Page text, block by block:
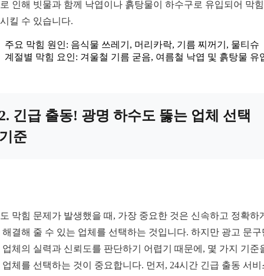
인해 빗물과 함께 낙엽이나 흙탕물이 하수구로 유입되어 막
킬 수 있습니다.
주요 막힘 원인: 음식물 쓰레기, 머리카락, 기름 찌꺼기, 물티슈
계절별 막힘 요인: 겨울철 기름 굳음, 여름철 낙엽 및 흙탕물 유
긴급 출동! 광명 하수도 뚫는 업체 선택
준
막힘 문제가 발생했을 때, 가장 중요한 것은 신속하고 정확하
해결해 줄 수 있는 업체를 선택하는 것입니다. 하지만 광고 문구
업체의 실력과 신뢰도를 판단하기 어렵기 때문에, 몇 가지 기준
업체를 선택하는 것이 중요합니다. 먼저, 24시간 긴급 출동 서비